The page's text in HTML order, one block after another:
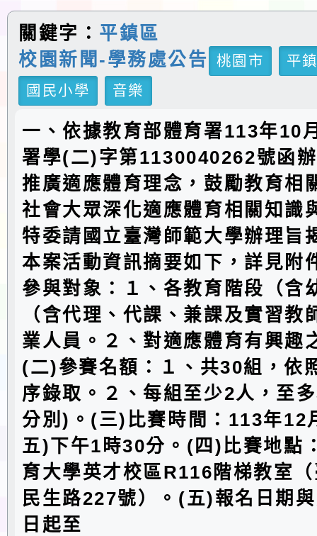
關鍵字： 平鎮區
校園新聞-學務處公告
桃園市
平
國民小學
音樂
一、依據教育部體育署113年10
署學(二)字第1130040262號函
推廣適應體育理念，鼓勵教育相
社會大眾深化適應體育相關知識
特委請國立臺灣師範大學辦理旨
本案活動資訊摘要如下，詳見附
參與對象：１、各教育階段（含
（含代理、代課、兼課及實習教
業人員。２、對適應體育有興趣
(二)參賽名額：１、共30組，依
序錄取。２、每組至少2人，至
分別)。(三)比賽時間：113年12
五)下午1時30分。(四)比賽地點
育大學英才校區R116階梯教室
民生路227號）。(五)報名日期
日起至